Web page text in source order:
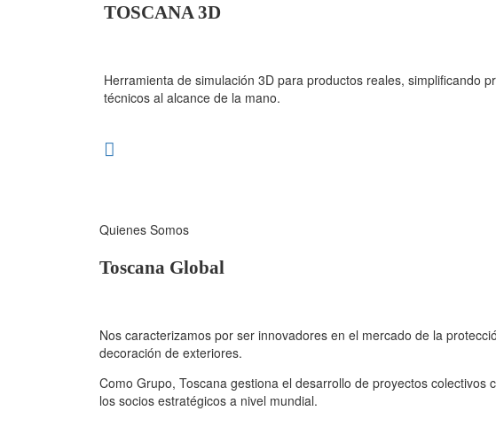
TOSCANA 3D
Herramienta de simulación 3D para productos reales, simplificando
técnicos al alcance de la mano.
Quienes Somos
Toscana Global
Nos caracterizamos por ser innovadores en el mercado de la
decoración de exteriores.
Como Grupo, Toscana gestiona el desarrollo de proyectos colectivos
los socios estratégicos a nivel mundial.